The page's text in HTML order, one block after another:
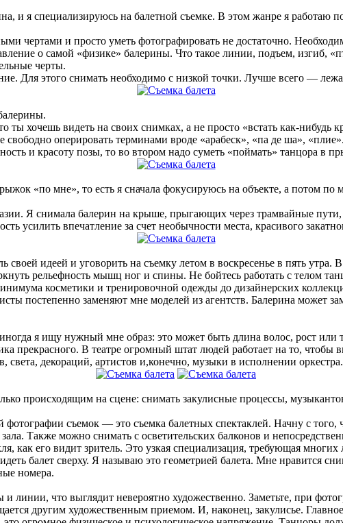
и я специализируюсь на балетной съемке. В этом жанре я работаю
чертами и просто уметь фотографировать не достаточно.
о самой «физике» балерины. Что такое линии, подъем, изгиб,
черты.
Для этого снимать необходимо с низкой точки. Лучше всего —
ты хочешь видеть на своих снимках, а не просто «встать как-нибудь
свободно оперировать терминами вроде «арабеск», «па де ша»,
и красоту позы, то во втором надо суметь «поймать» танцора в
«по мне», то есть я сначала фокусируюсь на объекте, а потом по
Я снимала балерин на крыше, прыгающих через трамвайные пути,
усилить впечатление за счет необычности места, красивого
своей идеей и уговорить на съемку летом в воскресенье в пять
рельефность мышц ног и спины. Не бойтесь работать с телом
косметики и тренировочной одежды до дизайнерских
постепенно заменяют мне моделей из агентств. Балерина может
я ищу нужный мне образ: это может быть длина волос, рост
прекрасного. В театре огромный штат людей работает на то, чтобы
декораций, артистов и,конечно, музыки в исполнении оркестра.
происходящим на сцене: снимать закулисные процессы,
съемок — это съемка балетных спектаклей. Начну с того,
Также можно снимать с осветительских балконов и
как его видит зритель. Это узкая специализация, требующая
балет сверху. Я называю это геометрией балета. Мне нравится
номера.
линии, что выглядит невероятно художественно. Заметьте, при
другим художественным приемом. И, наконец, закулисье.